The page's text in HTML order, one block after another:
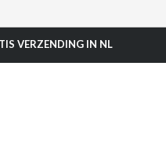
VERZENDING IN NL